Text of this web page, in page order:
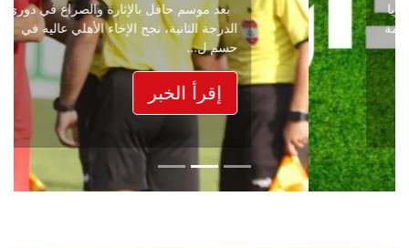
بعد موسم حافل بالإثارة والصراع في دوري
الدرجة الثانية، نجح الإخاء الأهلي عاليه في
حسم ل...
إقرأ الخبر